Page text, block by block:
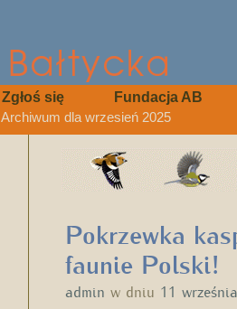
Zgłoś się Fundacja AB
Archiwum dla wrzesień 2025
Pokrzewka
faunie Polski!
admin w dniu 11